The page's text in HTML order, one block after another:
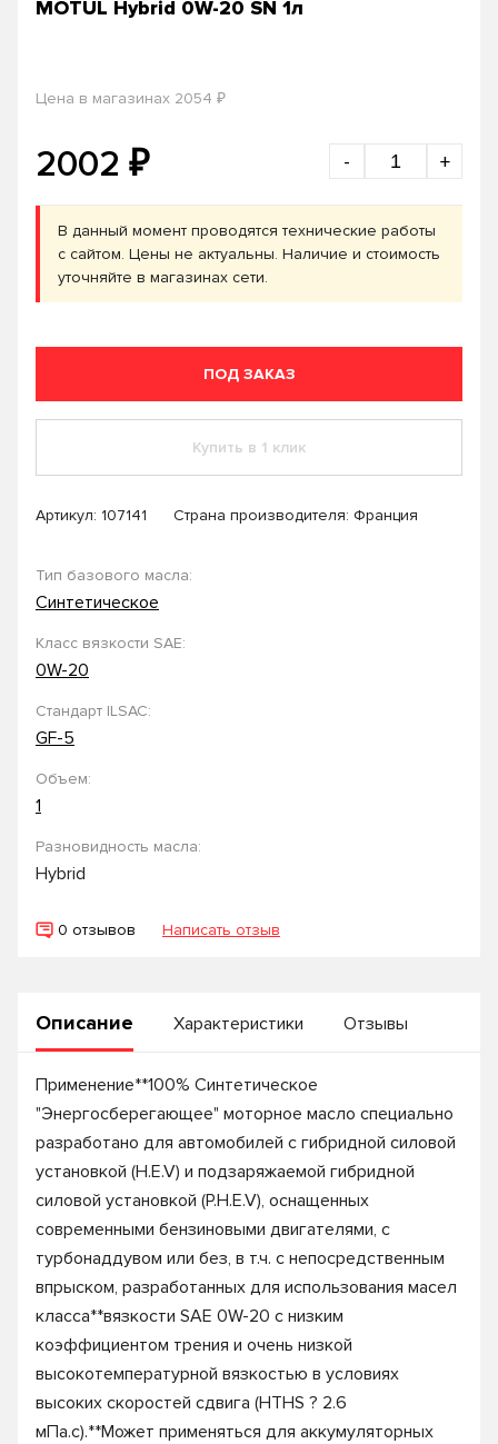
MOTUL Hybrid 0W-20 SN 1л
Цена в магазинах 2054 ₽
2002 ₽ - +
В данный момент проводятся технические работы
с сайтом. Цены не актуальны. Наличие и стоимость
уточняйте в магазинах сети.
ПОД ЗАКАЗ
Купить в 1 клик
Артикул: 107141 Страна производителя: Франция
Тип базового масла:
Синтетическое
Класс вязкости SAE:
0W-20
Стандарт ILSAC:
GF-5
Объем:
1
Разновидность масла:
Hybrid
0 отзывов Написать отзыв
Описание Характеристики Отзывы
Применение**100% Синтетическое
"Энергосберегающее" моторное масло специально
разработано для автомобилей с гибридной силовой
установкой (H.E.V) и подзаряжаемой гибридной
силовой установкой (P.H.E.V), оснащенных
современными бензиновыми двигателями, с
турбонаддувом или без, в т.ч. с непосредственным
впрыском, разработанных для использования масел
класса**вязкости SAE 0W-20 с низким
коэффициентом трения и очень низкой
высокотемпературной вязкостью в условиях
высоких скоростей сдвига (HTHS ? 2.6
мПа.с).**Может применяться для аккумуляторных